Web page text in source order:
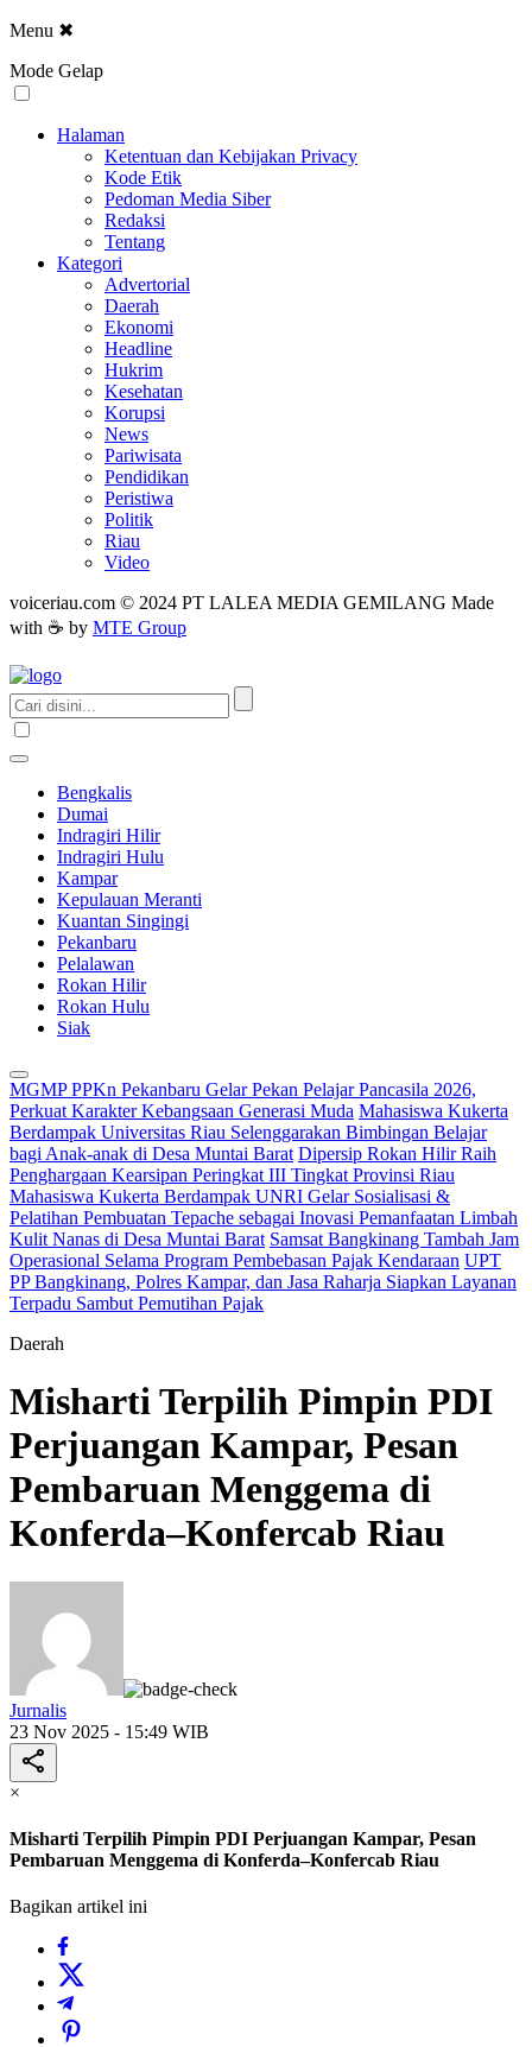
Menu ✖
Mode Gelap
Halaman
Ketentuan dan Kebijakan Privacy
Kode Etik
Pedoman Media Siber
Redaksi
Tentang
Kategori
Advertorial
Daerah
Ekonomi
Headline
Hukrim
Kesehatan
Korupsi
News
Pariwisata
Pendidikan
Peristiwa
Politik
Riau
Video
voiceriau.com © 2024 PT LALEA MEDIA GEMILANG Made
with ☕ by MTE Group
Bengkalis
Dumai
Indragiri Hilir
Indragiri Hulu
Kampar
Kepulauan Meranti
Kuantan Singingi
Pekanbaru
Pelalawan
Rokan Hilir
Rokan Hulu
Siak
MGMP PPKn Pekanbaru Gelar Pekan Pelajar Pancasila 2026,
Perkuat Karakter Kebangsaan Generasi Muda Mahasiswa Kukerta
Berdampak Universitas Riau Selenggarakan Bimbingan Belajar
bagi Anak-anak di Desa Muntai Barat Dipersip Rokan Hilir Raih
Penghargaan Kearsipan Peringkat III Tingkat Provinsi Riau
Mahasiswa Kukerta Berdampak UNRI Gelar Sosialisasi &
Pelatihan Pembuatan Tepache sebagai Inovasi Pemanfaatan Limbah
Kulit Nanas di Desa Muntai Barat Samsat Bangkinang Tambah Jam
Operasional Selama Program Pembebasan Pajak Kendaraan UPT
PP Bangkinang, Polres Kampar, dan Jasa Raharja Siapkan Layanan
Terpadu Sambut Pemutihan Pajak
Daerah
Misharti Terpilih Pimpin PDI
Perjuangan Kampar, Pesan
Pembaruan Menggema di
Konferda–Konfercab Riau
Jurnalis
23 Nov 2025 - 15:49 WIB
×
Misharti Terpilih Pimpin PDI Perjuangan Kampar, Pesan
Pembaruan Menggema di Konferda–Konfercab Riau
Bagikan artikel ini